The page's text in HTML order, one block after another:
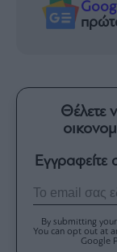
Θέλετε
By submitting
You can opt out at
Google